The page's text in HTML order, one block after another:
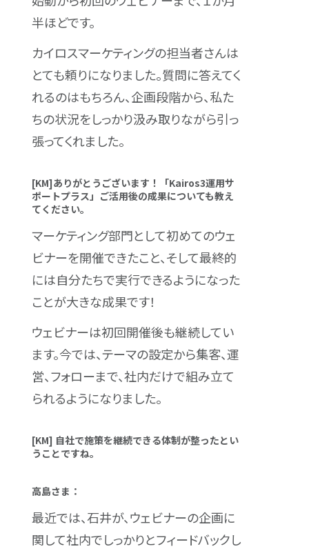
半ほどです。
カイロスマーケティングの担当者さんは
とても頼りになりました。質問に答えてく
れるのはもちろん、企画段階から、私た
ちの状況をしっかり汲み取りながら引っ
張ってくれました。
[KM]ありがとうございます！「Kairos3運用サ
ポートプラス」ご活用後の成果についても教え
てください。
マーケティング部門として初めてのウェ
ビナーを開催できたこと、そして最終的
には自分たちで実行できるようになった
ことが大きな成果です！
ウェビナーは初回開催後も継続してい
ます。今では、テーマの設定から集客、運
営、フォローまで、社内だけで組み立て
られるようになりました。
[KM] 自社で施策を継続できる体制が整ったとい
うことですね。
高島さま：
最近では、石井が、ウェビナーの企画に
関して社内でしっかりとフィードバックし